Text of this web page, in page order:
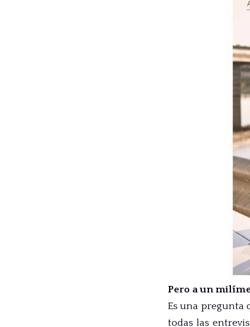
Pero a un
Es una pregunta
todas las